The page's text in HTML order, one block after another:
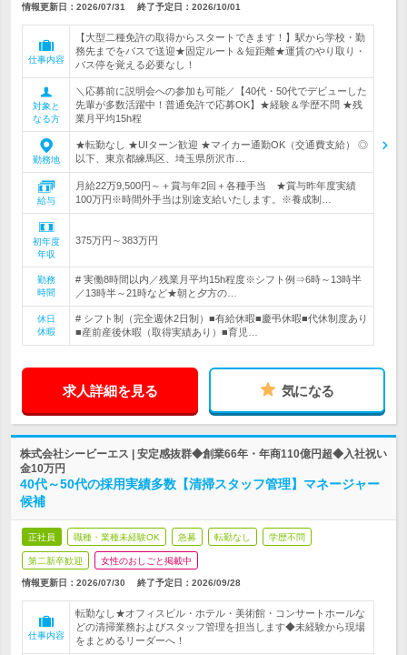
情報更新日：2026/07/31 終了予定日： 2026/10/01
仕事内容
【大型二種免許の取得からスタートできます！】駅から学校・勤
務先までをバスで送迎★固定ルート＆短距離★運賃のやり取り・
バス停を覚える必要なし！
対象と
なる方
＼応募前に説明会への参加も可能／【40代・50代でデビューした
先輩が多数活躍中！普通免許で応募OK】★経験＆学歴不問 ★残
業月平均15h程
勤務地
★転勤なし ★UIターン歓迎 ★マイカー通勤OK（交通費支給） ◎
以下、東京都練馬区、埼玉県所沢市…
給与
月給22万9,500円～＋賞与年2回＋各種手当 ★賞与昨年度実績
100万円※時間外手当は別途支給いたします。※養成制…
初年度
年収
375万円～383万円
勤務
時間
# 実働8時間以内／残業月平均15h程度※シフト例⇒6時～13時半
／13時半～21時など★朝と夕方の…
休日
休暇
# シフト制（完全週休2日制）■有給休暇■慶弔休暇■代休制度あり
■産前産後休暇（取得実績あり）■育児…
求人詳細を見る 気になる
株式会社シービーエス | 安定感抜群◆創業66年・年商110億円超◆入社祝い
金10万円
40代～50代の採用実績多数【清掃スタッフ管理】マネージャー
候補
正社員 職種・業種未経験OK 急募 転勤なし 学歴不問
第二新卒歓迎 女性のおしごと掲載中
情報更新日：2026/07/30 終了予定日： 2026/09/28
仕事内容
転勤なし★オフィスビル・ホテル・美術館・コンサートホールな
どの清掃業務およびスタッフ管理を担当します◆未経験から現場
をまとめるリーダーへ！